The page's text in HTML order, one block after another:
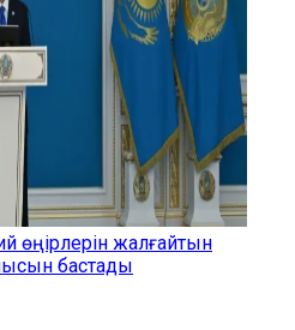
өңірлерін жалғайтын
бастады